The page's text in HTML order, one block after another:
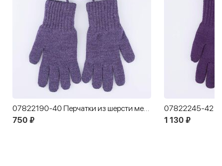
07822190-40 Перчатки из шерсти мериноса фиолетовый
750 ₽
1 130 ₽